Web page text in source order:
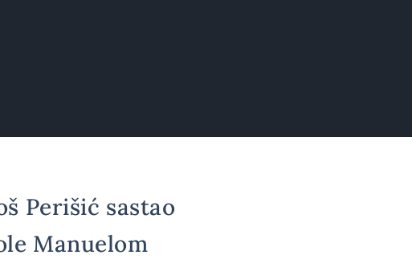
Perišić sastao
Manuelom